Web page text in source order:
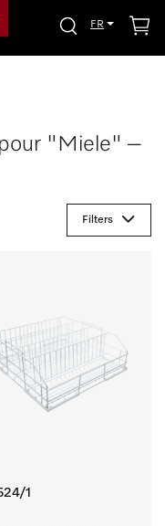
FR
"Miele" –
Filters
1